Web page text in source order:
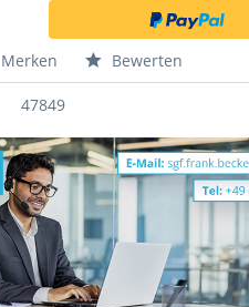
Merken Bewerten
47849